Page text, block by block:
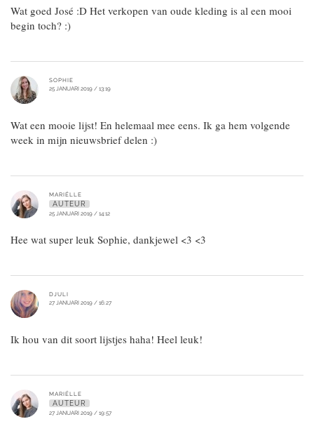
Wat goed José :D Het verkopen van oude kleding is al een mooi
begin toch? :)
SOPHIE
25 JANUARI 2019 / 13:19
Wat een mooie lijst! En helemaal mee eens. Ik ga hem volgende
week in mijn nieuwsbrief delen :)
MARIËLLE
AUTEUR
25 JANUARI 2019 / 14:12
Hee wat super leuk Sophie, dankjewel <3 <3
DJULI
27 JANUARI 2019 / 16:27
Ik hou van dit soort lijstjes haha! Heel leuk!
MARIËLLE
AUTEUR
27 JANUARI 2019 / 19:57